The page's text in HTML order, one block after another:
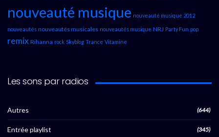
nouveauté musique nouveauté musique 2012
nouveautés nouveautés musicales nouveautés musique NRJ Party Fun pop
remix Rihanna rock Skyblog Trance Vitamine
Les sons par radios
Autres (644)
Entrée playlist (345)